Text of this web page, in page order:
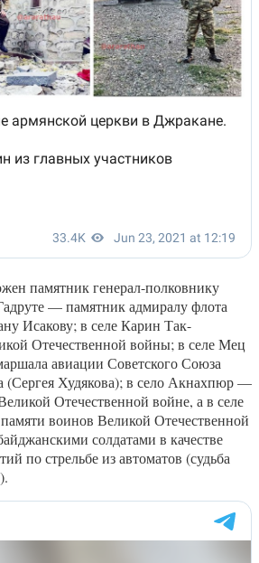
памятник генерал-полковнику
— памятник адмиралу флота
Исакову; в селе Карин Так-
Отечественной войны; в селе Мец
авиации Советского Союза
(Сергея Худякова); в село Акнахпюр —
Отечественной войне, а в селе
воинов Великой Отечественной
солдатами в качестве
по стрельбе из автоматов (судьба